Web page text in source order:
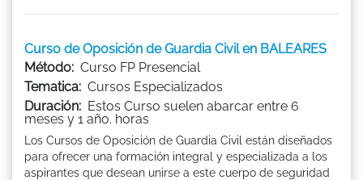
Curso de Oposición de Guardia Civil en BALEARES
Método: Curso FP Presencial
Tematica: Cursos Especializados
Duración: Estos Curso suelen abarcar entre 6
meses y 1 año. horas
Los Cursos de Oposición de Guardia Civil están diseñados
para ofrecer una formación integral y especializada a los
aspirantes que desean unirse a este cuerpo de seguridad